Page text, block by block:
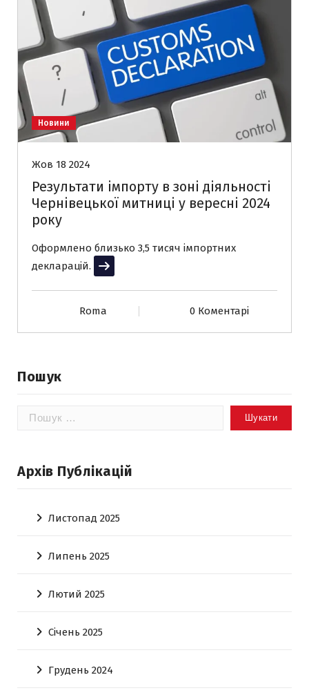
Новини
Жов 18 2024
Результати імпорту в зоні діяльності
Чернівецької митниці у вересні 2024
року
Оформлено близько 3,5 тисяч імпортних
декларацій.
Читати далі
Roma 0 Коментарі
Пошук
Пошук:
Архів Публікацій
Листопад 2025
Липень 2025
Лютий 2025
Січень 2025
Грудень 2024